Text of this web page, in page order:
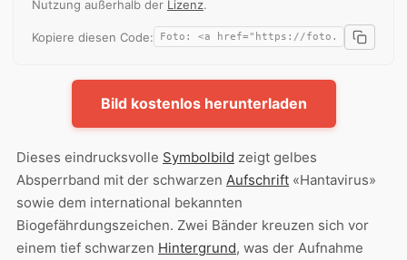
Nutzung außerhalb der Lizenz.
Kopiere diesen Code:
Bild kostenlos herunterladen
Dieses eindrucksvolle Symbolbild zeigt gelbes
Absperrband mit der schwarzen Aufschrift «Hantavirus»
sowie dem international bekannten
Biogefährdungszeichen. Zwei Bänder kreuzen sich vor
einem tief schwarzen Hintergrund, was der Aufnahme